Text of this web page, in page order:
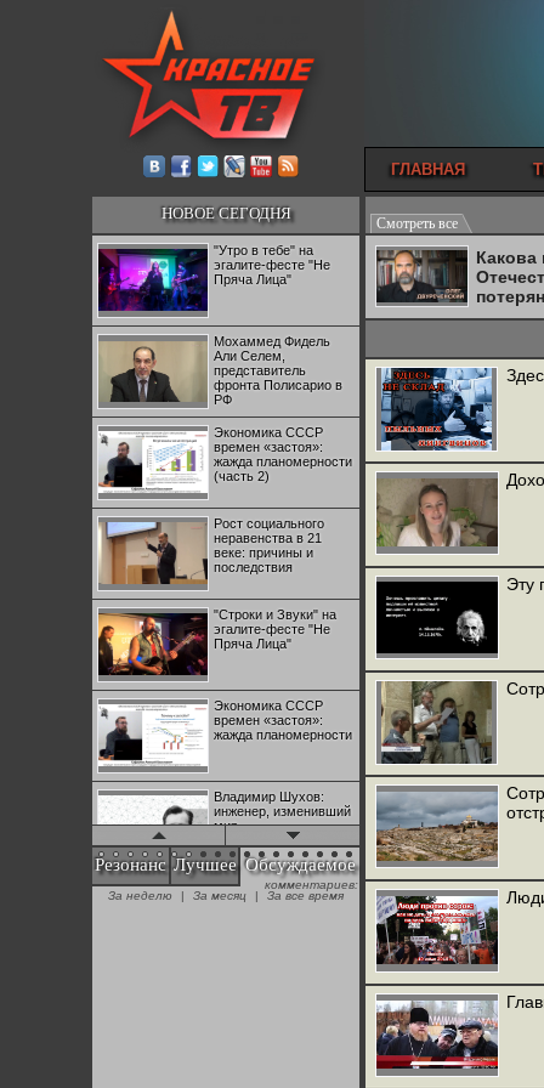
ГЛАВНАЯ
НОВОЕ СЕГОДНЯ
"Утро в тебе" на
эгалите-фесте "Не
Пряча Лица"
Мохаммед Фидель
Али Селем,
представитель
фронта Полисарио в
РФ
Экономика СССР
времен «застоя»:
жажда планомерности
(часть 2)
Рост социального
неравенства в 21
веке: причины и
последствия
"Строки и Звуки" на
эгалите-фесте "Не
Пряча Лица"
Экономика СССР
времен «застоя»:
жажда планомерности
Владимир Шухов:
инженер, изменивший
мир
"Аркадий Коц" на
эгалите-фесте "Не
Резонанс Лучшее Обсуждаемое
комментариев:
За неделю
| За месяц | За все время
Смотреть все
Эту